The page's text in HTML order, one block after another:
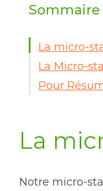
Sommaire
La micro-
La Micro-
Pour
La
Notre micro-